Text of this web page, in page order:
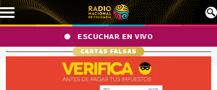
Pasar al contenido principal
ESCUCHAR EN VIVO
CARTAS FALSAS